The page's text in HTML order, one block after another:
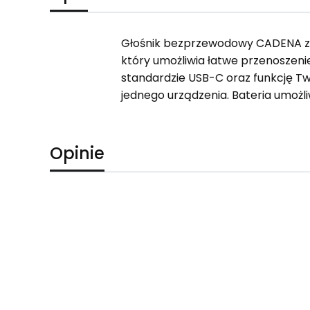
Głośnik bezprzewodowy
który umożliwia łatwe
standardzie USB-C oraz funkcję
jednego urządzenia. Bateria
Opinie